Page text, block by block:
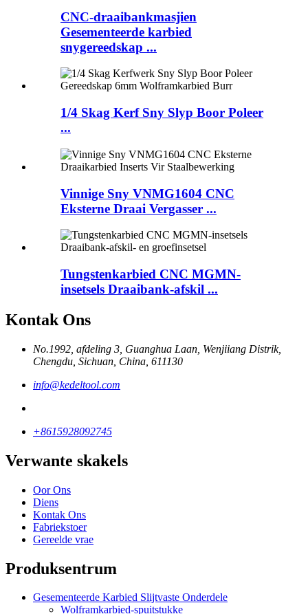
CNC-draaibankmasjien
Gesementeerde karbied
snygereedskap ...
1/4 Skag Kerf Sny Slyp Boor Poleer
...
Vinnige Sny VNMG1604 CNC
Eksterne Draai Vergasser ...
Tungstenkarbied CNC MGMN-
insetsels Draaibank-afskil ...
Kontak Ons
No.1992, afdeling 3, Guanghua Laan, Wenjiiang Distrik,
Chengdu, Sichuan, China, 611130
info@kedeltool.com
+8615928092745
Verwante skakels
Oor Ons
Diens
Kontak Ons
Fabriekstoer
Gereelde vrae
Produksentrum
Gesementeerde Karbied Slijtvaste Onderdele
Wolframkarbied-spuitstukke